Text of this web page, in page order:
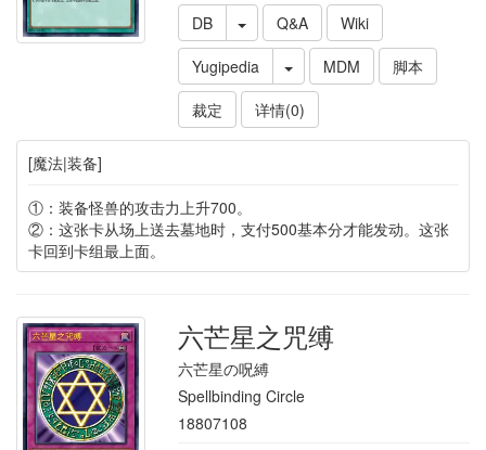
DB Q&A
Wiki
Yugipedia
MDM
脚本
裁定
详情(0)
[魔法|装备]
①：装备怪兽的攻击力上升700。
②：这张卡从场上送去墓地时，支付500基本分才能发动。这张
卡回到卡组最上面。
六芒星之咒缚
六芒星の呪縛
Spellbinding Circle
18807108